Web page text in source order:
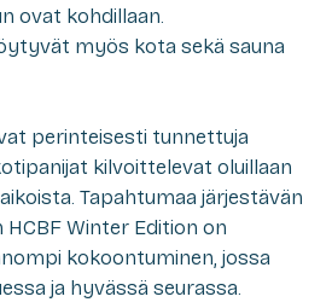
ovat kohdillaan.
myös kota sekä sauna
perinteisesti tunnettuja
kilvoittelevat oluillaan
Tapahtumaa järjestävän
HCBF Winter Edition on
kokoontuminen, jossa
ja hyvässä seurassa.